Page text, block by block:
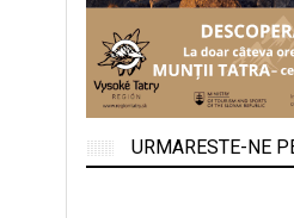
URMARESTE-NE